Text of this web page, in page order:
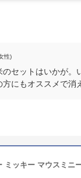
性)
のセットはいかが
方にもオススメで消